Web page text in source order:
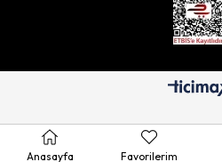
Anasayfa Favorilerim